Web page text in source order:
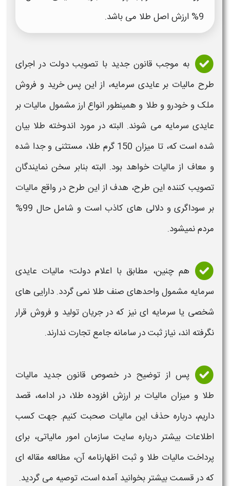
9%
ارزشاصل طلا می باشد.
به موجب قانون جدید با تصویب دولت در اجرای
طرح مالیات بر عایدی سرمایه، از این پس خرید و فروش
ملک و خودرو و طلا و همینطور انواع ارز مشمول مالیات بر
عایدی سرمایه می شوند. البته در مورد اندوخته طلا بیان
شده است که، تا میزان 150 گرم طلا، مستثنی و جدا شده
و معاف از مالیات خواهد بود. البته بنابر سخن نمایندگان
تصویب کننده این طرح، هدف از این طرح در واقع مالیات
بر سوداگری و دلالی های کاذب است و شامل حال 99%
مردم نمیشود.
هم چنین، مطابق با اعلام دولت؛ مالیات عایدی
سرمایه مشمول واحدهای صنف طلا نمی گردد. دارایی‌ های
شخصی یا سرمایه‌ ای نیز که در جریان تولید و فروش قرار
نگرفته اند، نیاز ثبت در سامانه جامع تجارت ندارند.
پس از توضیح در خصوص قانون جدید مالیات
طلاو میزان مالیات بر ارزش افزوده طلا، در ادامه، قصد
داریم، درباره حذف این مالیات صحبت کنیم. جهت کسب
اطلاعات بیشتر درباره سایت سازمان امورمالیاتی، برای
پرداخت مالیات طلاو ثبت اظهارنامه آن، مطالعه مقاله ای
که در قسمت بیشتر بخوانید آمده است، توصیه می گردید.